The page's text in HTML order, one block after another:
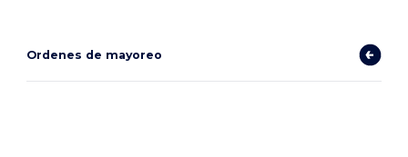
Ordenes de mayoreo